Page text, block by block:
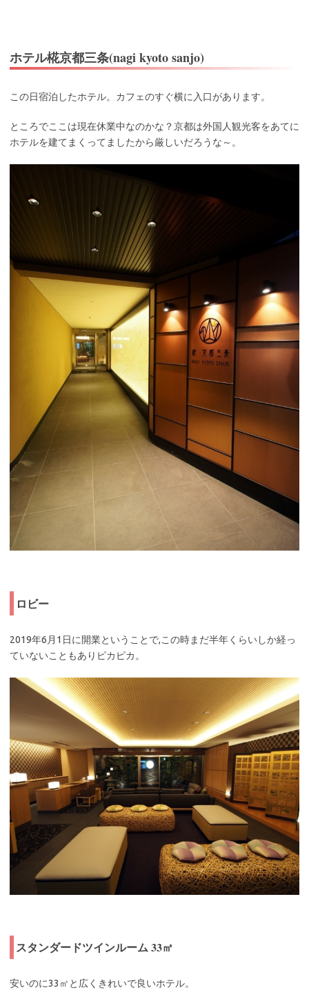
ホテル椛京都三条(nagi kyoto sanjo)
この日宿泊したホテル。カフェのすぐ横に入口があります。
ところでここは現在休業中なのかな？京都は外国人観光客をあてに
ホテルを建てまくってましたから厳しいだろうな～。
ロビー
2019年6月1日に開業ということで,この時まだ半年くらいしか経っ
ていないこともありピカピカ。
スタンダードツインルーム 33㎡
安いのに33㎡と広くきれいで良いホテル。